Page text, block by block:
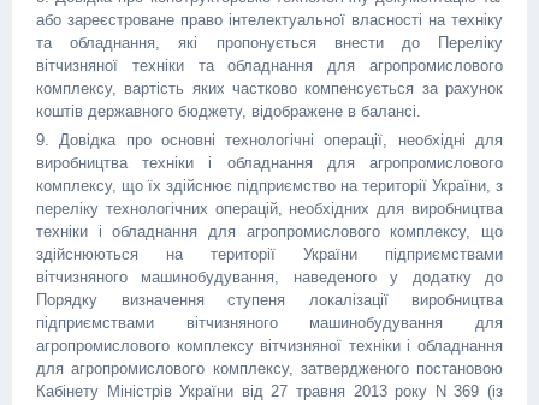
або зареєстроване право інтелектуальної власності на техніку
та обладнання, які пропонується внести до Переліку
вітчизняної техніки та обладнання для агропромислового
комплексу, вартість яких частково компенсується за рахунок
коштів державного бюджету, відображене в балансі.
9. Довідка про основні технологічні операції, необхідні для
виробництва техніки і обладнання для агропромислового
комплексу, що їх здійснює підприємство на території України, з
переліку технологічних операцій, необхідних для виробництва
техніки і обладнання для агропромислового комплексу, що
здійснюються на території України підприємствами
вітчизняного машинобудування, наведеного у додатку до
Порядку визначення ступеня локалізації виробництва
підприємствами вітчизняного машинобудування для
агропромислового комплексу вітчизняної техніки і обладнання
для агропромислового комплексу, затвердженого постановою
Кабінету Міністрів України від 27 травня 2013 року N 369 (із